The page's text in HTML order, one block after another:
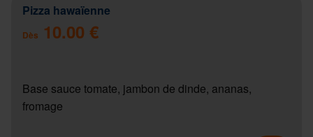
Pizza hawaïenne
Dès 10.00 €
Base sauce tomate, jambon de dinde, ananas,
fromage